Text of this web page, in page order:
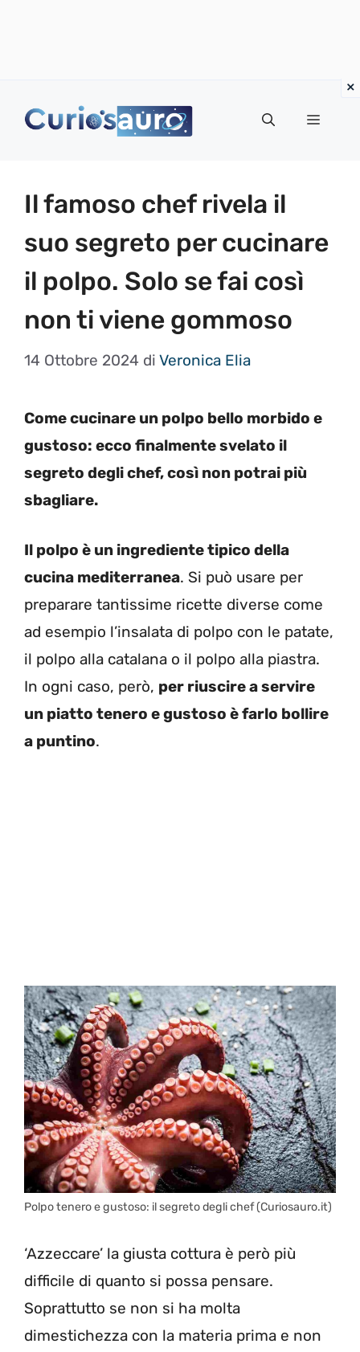
Menu
Il famoso chef rivela il
suo segreto per cucinare
il polpo. Solo se fai così
non ti viene gommoso
14 Ottobre 2024 di Veronica Elia
Come cucinare un polpo bello morbido e
gustoso: ecco finalmente svelato il
segreto degli chef, così non potrai più
sbagliare.
Il polpo è un ingrediente tipico della
cucina mediterranea. Si può usare per
preparare tantissime ricette diverse come
ad esempio l’insalata di polpo con le patate,
il polpo alla catalana o il polpo alla piastra.
In ogni caso, però, per riuscire a servire
un piatto tenero e gustoso è farlo bollire
a puntino.
Polpo tenero e gustoso: il segreto degli chef (Curiosauro.it)
‘Azzeccare’ la giusta cottura è però più
difficile di quanto si possa pensare.
Soprattutto se non si ha molta
dimestichezza con la materia prima e non